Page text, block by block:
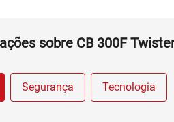
sobre CB 300F
Segurança Tecnologia